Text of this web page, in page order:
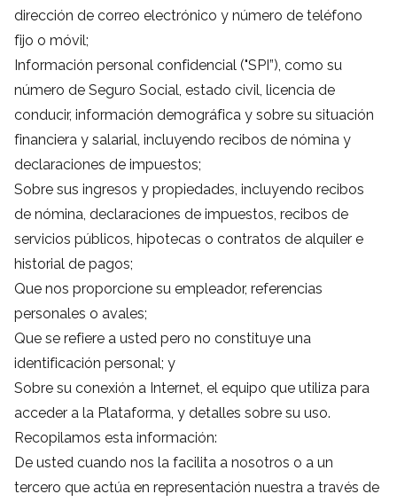
dirección de correo electrónico y número de teléfono
fijo o móvil;
Información personal confidencial ("SPI”), como su
número de Seguro Social, estado civil, licencia de
conducir, información demográfica y sobre su situación
financiera y salarial, incluyendo recibos de nómina y
declaraciones de impuestos;
Sobre sus ingresos y propiedades, incluyendo recibos
de nómina, declaraciones de impuestos, recibos de
servicios públicos, hipotecas o contratos de alquiler e
historial de pagos;
Que nos proporcione su empleador, referencias
personales o avales;
Que se refiere a usted pero no constituye una
identificación personal; y
Sobre su conexión a Internet, el equipo que utiliza para
acceder a la Plataforma, y detalles sobre su uso.
Recopilamos esta información:
De usted cuando nos la facilita a nosotros o a un
tercero que actúa en representación nuestra a través de